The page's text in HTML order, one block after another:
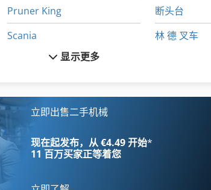
Pruner King
Scania
Wenzel Lh 54
三维 扫描 仪
断头台
林 德 叉车
显示更多
立即出售二手机械
现在起发布，从 €4.49 开始*
11 百万买家正等着您